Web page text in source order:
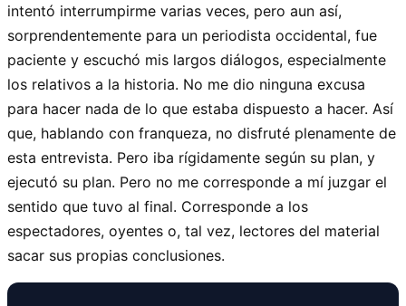
intentó interrumpirme varias veces, pero aun así,
sorprendentemente para un periodista occidental, fue
paciente y escuchó mis largos diálogos, especialmente
los relativos a la historia. No me dio ninguna excusa
para hacer nada de lo que estaba dispuesto a hacer. Así
que, hablando con franqueza, no disfruté plenamente de
esta entrevista. Pero iba rígidamente según su plan, y
ejecutó su plan. Pero no me corresponde a mí juzgar el
sentido que tuvo al final. Corresponde a los
espectadores, oyentes o, tal vez, lectores del material
sacar sus propias conclusiones.